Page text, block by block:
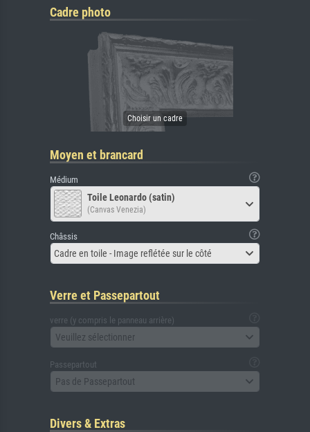
Cadre photo
Moyen et brancard
Médium
Toile Leonardo (satin)
(Canvas Venezia)
Châssis
Cadre en toile - Image reflétée sur le côté
Verre et Passepartout
verre (y compris le panneau arrière)
Veuillez sélectionner
Passepartout
Pas de Passepartout
Divers & Extras